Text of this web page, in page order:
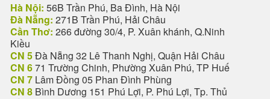
Hà Nội: 56B Trần Phú, Ba Đình, Hà Nội
Đà Nẵng: 271B Trần Phú, Hải Châu
Cần Thơ: 266 đường 30/4, P. Xuân khánh, Q.Ninh
Kiều
CN 5Đà Nẵng 32 Lê Thanh Nghị, Quận Hải Châu
CN 671 Trường Chinh, Phường Xuân Phú, TP Huế
CN 7 Lâm Đồng 05 Phan Đình Phùng
CN 8 Bình Dương 151 Phú Lợi, P. Phú Lợi, Tp. Thủ